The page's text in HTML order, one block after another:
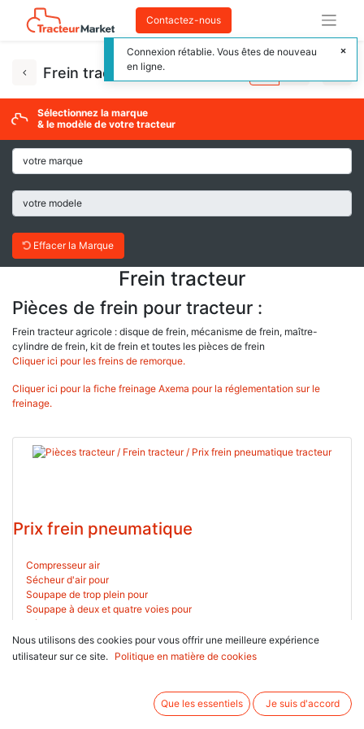
Contactez-nous
Frein tracteur
Sélectionnez la marque
& le modèle de votre tracteur
Effacer la Marque
Frein tracteur
Pièces de frein pour tracteur :
Frein tracteur agricole : disque de frein, mécanisme de frein, maître-
cylindre de frein, kit de frein et toutes les pièces de frein
Cliquer ici pour les freins de remorque.
Cliquer ici pour la fiche freinage Axema pour la réglementation sur le
freinage.
Prix frein pneumatique
Compresseur air
Sécheur d'air pour
Soupape de trop plein pour
Soupape à deux et quatre voies pour
Régulateur de pression pour
VOIR TOUT
Nous utilisons des cookies pour vous offrir une meilleure expérience
utilisateur sur ce site.
Politique en matière de cookies
Que les essentiels Je suis d'accord
Connexion rétablie. Vous êtes de nouveau
en ligne.